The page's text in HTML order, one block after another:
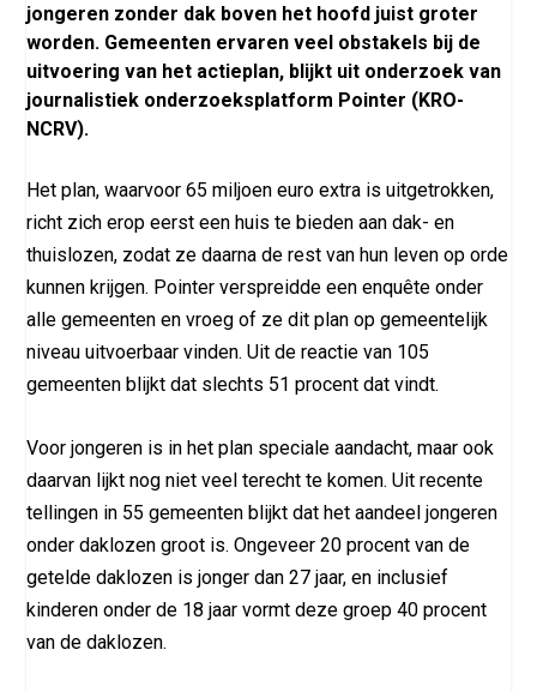
jongeren zonder dak boven het hoofd juist groter
worden. Gemeenten ervaren veel obstakels bij de
uitvoering van het actieplan, blijkt uit onderzoek van
journalistiek onderzoeksplatform Pointer (KRO-
NCRV).
Het plan, waarvoor 65 miljoen euro extra is uitgetrokken,
richt zich erop eerst een huis te bieden aan dak- en
thuislozen, zodat ze daarna de rest van hun leven op orde
kunnen krijgen. Pointer verspreidde een enquête onder
alle gemeenten en vroeg of ze dit plan op gemeentelijk
niveau uitvoerbaar vinden. Uit de reactie van 105
gemeenten blijkt dat slechts 51 procent dat vindt.
Voor jongeren is in het plan speciale aandacht, maar ook
daarvan lijkt nog niet veel terecht te komen. Uit recente
tellingen in 55 gemeenten blijkt dat het aandeel jongeren
onder daklozen groot is. Ongeveer 20 procent van de
getelde daklozen is jonger dan 27 jaar, en inclusief
kinderen onder de 18 jaar vormt deze groep 40 procent
van de daklozen.